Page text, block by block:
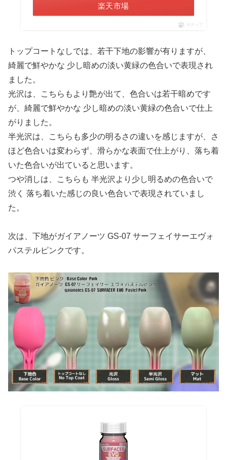
楽天市場
ポチップ
トップコートなしでは、若干下地の影響が有りますが、
綺麗で鮮やかな 少し暗めの淡い黄緑の色合いで表現され
ました。
光沢は、こちらもより艶が出て、色合いは若干暗めです
が、綺麗で鮮やかな 少し暗めの淡い黄緑の色合いで仕上
がりました。
半光沢は、こちらも多少の明るさの違いを感じますが、さ
ほど色合いは変わらず、滑らかな表面で仕上がり、落ち着
いた色合いが出ていると思います。
つや消しは、こちらも 半光沢より少し明るめの色合いで
渋く 落ち着いた感じの良い色合いで表現されていまし
た。
次は、下地がガイアノーツ GS-07 サーフェイサーエヴォ
パステルピンクです。